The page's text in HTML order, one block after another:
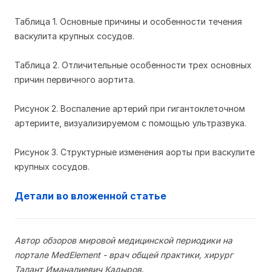
Таблица 1. Основные причины и особенности течения
васкулита крупных сосудов.
Таблица 2. Отличительные особенности трех основных
причин первичного аортита.
Рисунок 2. Воспаление артерий при гигантоклеточном
артериите, визуализируемом с помощью ультразвука.
Рисунок 3. Структурные изменения аорты при васкулите
крупных сосудов.
Детали во вложенной статье
Автор обзоров мировой медицинской периодики на
портале MedElement - врач общей практики, хирург
Талант Иманалиевич Кадыров.